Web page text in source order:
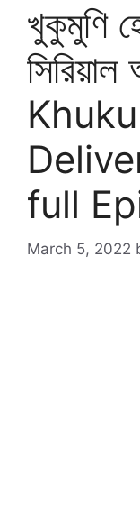
খুকুমুণি
full
March 5, 2022